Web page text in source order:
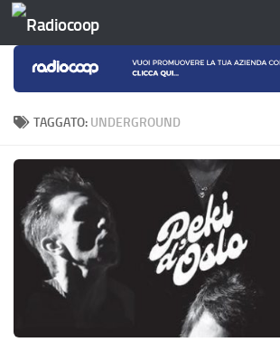
Salta al contenuto
TAGGATO: UNDERGROUND